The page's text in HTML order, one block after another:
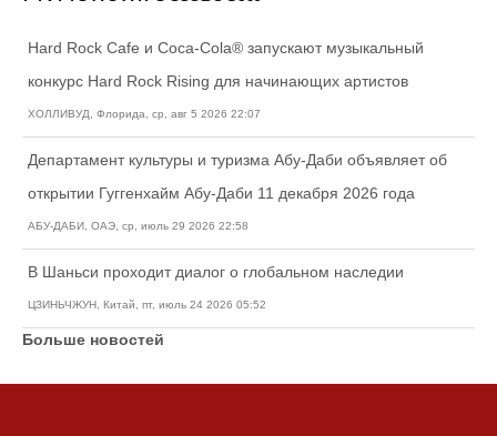
Hard Rock Cafe и Coca-Cola® запускают музыкальный
конкурс Hard Rock Rising для начинающих артистов
ХОЛЛИВУД, Флорида, ср, авг 5 2026 22:07
Департамент культуры и туризма Абу-Даби объявляет об
открытии Гуггенхайм Абу-Даби 11 декабря 2026 года
АБУ-ДАБИ, ОАЭ, ср, июль 29 2026 22:58
В Шаньси проходит диалог о глобальном наследии
ЦЗИНЬЧЖУН, Китай, пт, июль 24 2026 05:52
Больше новостей